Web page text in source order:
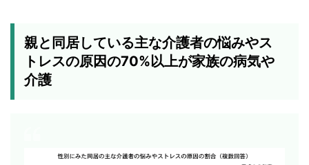
親と同居している主な介護者の悩みやス
トレスの原因の70%以上が家族の病気や
介護